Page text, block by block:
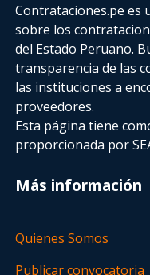
Contrataciones.pe
sobre los
del Estado Peruano.
transparencia de las
las instituciones a
proveedores.
Esta página tiene
proporcionada por
Más información
Quienes Somos
Publicar convocatoria